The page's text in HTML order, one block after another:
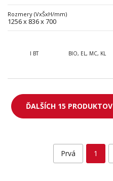
Rozmery (VxŠxH/mm)
1256 x 836 x 700
I BT BIO, EL, MC, KL
ĎALŠÍCH 15 PRODUKTOV
Prvá 1